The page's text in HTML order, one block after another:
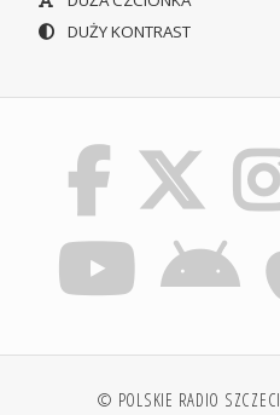
DUŻY KONTRAST
© POLSKIE RADIO